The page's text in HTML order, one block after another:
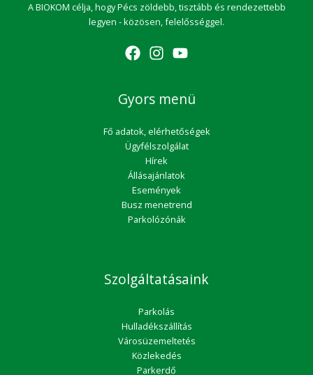
A BIOKOM célja, hogy Pécs zöldebb, tisztább és rendezettebb
legyen - közösen, felelősséggel.
Gyors menü
Fő adatok, elérhetőségek
Ügyfélszolgálat
Hírek
Állásajánlatok
Események
Busz menetrend
Parkolózónák
Szolgáltatásaink
Parkolás
Hulladékszállítás
Városüzemeltetés
Közlekedés
Parkerdő